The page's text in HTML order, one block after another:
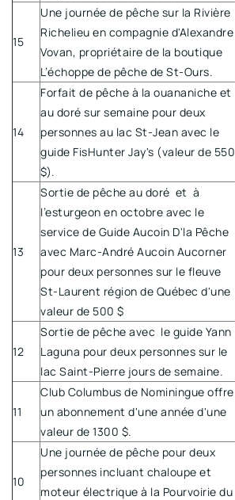
15
Une journée de pêche sur la Rivière
Richelieu en compagnie d'Alexandre
Vovan, propriétaire de la boutique
L’échoppe de pêche de St-Ours.
14
Forfait de pêche à la ouananiche et
au doré sur semaine pour deux
personnes au lac St-Jean avec le
guide FisHunter Jay's (valeur de 550
$).
13
Sortie de pêche au doré et à
l’esturgeon en octobre avec le
service de Guide Aucoin D'la Pêche
avec Marc-André Aucoin Aucorner
pour deux personnes sur le fleuve
St-Laurent région de Québec d'une
valeur de 500 $
12
Sortie de pêche avec le guide Yann
Laguna pour deux personnes sur le
lac Saint-Pierre jours de semaine.
11
Club Columbus de Nominingue offre
un abonnement d'une année d'une
valeur de 1300 $.
10
Une journée de pêche pour deux
personnes incluant chaloupe et
moteur électrique à la Pourvoirie du